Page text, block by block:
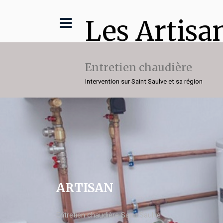
Les
Entretien chaudière
Intervention sur Saint Saulve et sa région
ARTISAN
Entretien chaudière Saint Saulve